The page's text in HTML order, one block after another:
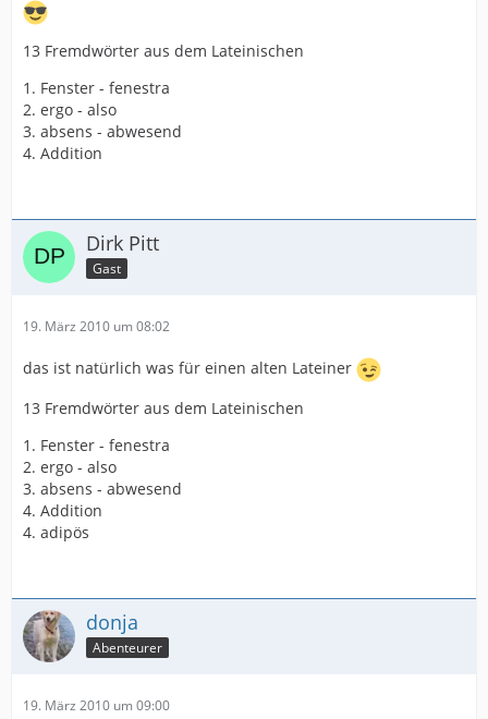
13 Fremdwörter aus dem Lateinischen
1. Fenster - fenestra
2. ergo - also
3. absens - abwesend
4. Addition
Dirk Pitt
Gast
19. März 2010 um 08:02
das ist natürlich was für einen alten Lateiner
13 Fremdwörter aus dem Lateinischen
1. Fenster - fenestra
2. ergo - also
3. absens - abwesend
4. Addition
4. adipös
donja
Abenteurer
19. März 2010 um 09:00